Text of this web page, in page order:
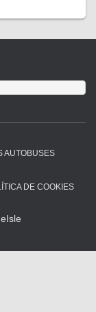
AUTOBUSES
DE COOKIES